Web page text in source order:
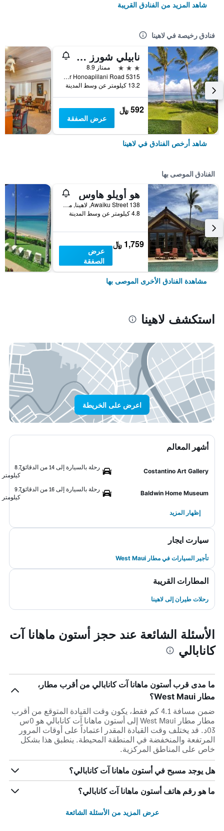
شاهد المزيد من الفنادق القريبة
فنادق رخيصة في لاهينا
نابيلي شورز ماوي من آوتريجر
3 نجوم
ممتاز 8.9
5315 Lower Honoapiilani Road, لاهينا, ماوي, HI, الولايات المتحدة الأميريكية
13.2 كيلومتر عن وسط المدينة
592 ﷼
عرض الصفقة
شاهد أرخص الفنادق في لاهينا
الفنادق الموصى بها
هو أويلو هاوس
138 Awaiku Street, لاهينا, ماوي, HI, الولايات المتحدة الأميريكية
4.8 كيلومتر عن وسط المدينة
1,759 ﷼
عرض
الصفقة
مشاهدة الفنادق الأخرى الموصى بها
استكشف لاهينا
اعرض على الخريطة
أشهر المعالم
Costantino Art Gallery
رحلة بالسيارة إلى 14 من الدقائق
8.7
كيلومتر
Baldwin Home Museum
رحلة بالسيارة إلى 16 من الدقائق
9.7
كيلومتر
إظهار المزيد
سيارت ايجار
تأجير السيارات في مطار West Maui
المطارات القريبة
رحلات طيران إلى لاهينا
الأسئلة الشائعة عند حجز أستون ماهانا آت
كانابالي
ما مدى قرب أستون ماهانا آت كانابالي من أقرب مطار،
مطار West Maui؟
ضمن مسافة 4.1 كم فقط، يكون وقت القيادة المتوقع من أقرب
مطار مطار West Maui إلى أستون ماهانا آت كانابالي هو 0س
03د. قد يختلف وقت القيادة المقدر اعتماداً على أوقات المرور
المرتفعة والمنخفضة في المنطقة المحيطة. ينطبق هذا بشكل
خاص على المناطق المركزية.
هل يوجد مسبح في أستون ماهانا آت كانابالي؟
ما هو رقم هاتف أستون ماهانا آت كانابالي؟
عرض المزيد من الأسئلة الشائعة